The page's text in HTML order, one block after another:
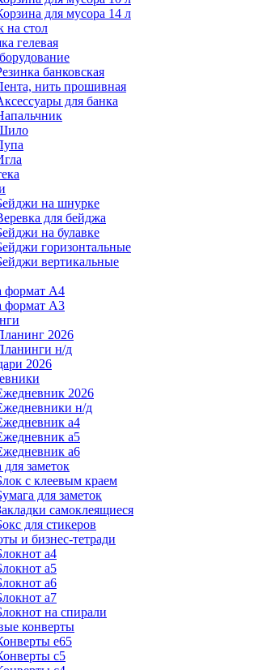
для мусора 14 л
на стол
гелевая
банковская
нить прошивная
для банка
на шнурке
для бейджа
на булавке
горизонтальные
вертикальные
формат А4
формат А3
2026
н/д
2026
2026
н/д
а4
а5
а6
для заметок
с клеевым краем
для заметок
самоклеящиеся
для стикеров
и бизнес-тетради
а4
а5
а6
а7
на спирали
конверты
е65
с5